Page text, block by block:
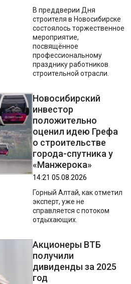
В преддверии Дня
строителя в Новосибирске
состоялось торжественное
мероприятие,
посвящённое
профессиональному
празднику работников
строительной отрасли.
Новосибирский
инвестор
положительно
оценил идею Грефа
о строительстве
города-спутника у
«Манжерока»
14:21 05.08.2026
Горный Алтай, как отметил
эксперт, уже не
справляется с потоком
отдыхающих.
Акционеры ВТБ
получили
дивиденды за 2025
год